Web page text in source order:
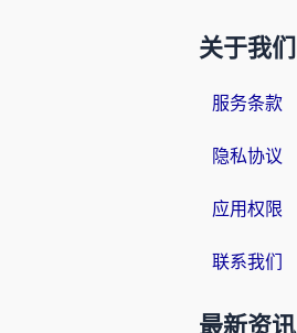
关于我们
服务条款
隐私协议
应用权限
联系我们
最新资讯